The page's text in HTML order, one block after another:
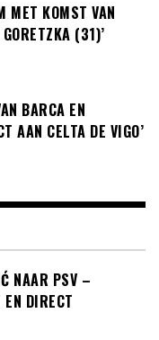
MET KOMST VAN
(31)’
BARCA EN
AAN CELTA DE VIGO’
NAAR PSV –
DIRECT